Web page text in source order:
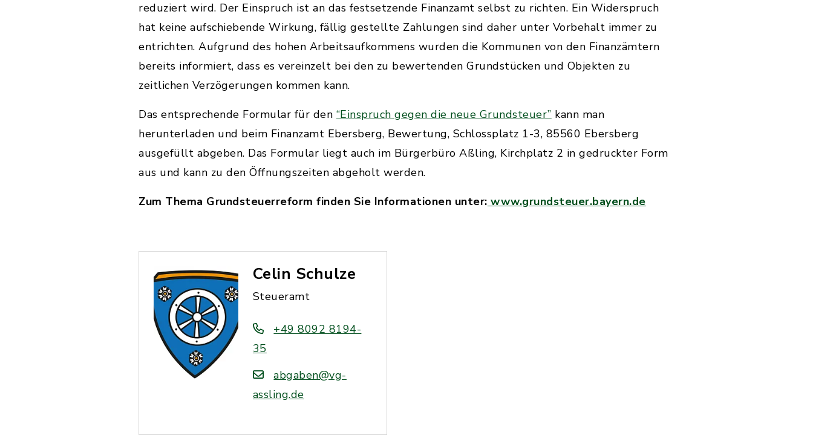
reduziert wird. Der Einspruch ist an das festsetzende Finanzamt selbst zu richten. Ein Widerspruch
hat keine aufschiebende Wirkung, fällig gestellte Zahlungen sind daher unter Vorbehalt immer zu
entrichten. Aufgrund des hohen Arbeitsaufkommens wurden die Kommunen von den Finanzämtern
bereits informiert, dass es vereinzelt bei den zu bewertenden Grundstücken und Objekten zu
zeitlichen Verzögerungen kommen kann.
Das entsprechende Formular für den “Einspruch gegen die neue Grundsteuer” kann man
herunterladen und beim Finanzamt Ebersberg, Bewertung, Schlossplatz 1-3, 85560 Ebersberg
ausgefüllt abgeben. Das Formular liegt auch im Bürgerbüro Aßling, Kirchplatz 2 in gedruckter Form
aus und kann zu den Öffnungszeiten abgeholt werden.
Zum Thema Grundsteuerreform finden Sie Informationen unter: www.grundsteuer.bayern.de
Celin Schulze
Steueramt
+49 8092 8194-
35
abgaben@vg-
assling.de